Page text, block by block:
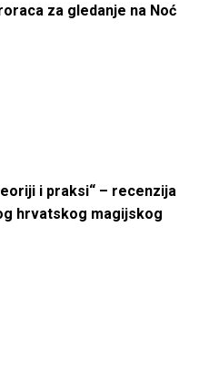
za gledanje na Noć
i praksi“ – recenzija
hrvatskog magijskog